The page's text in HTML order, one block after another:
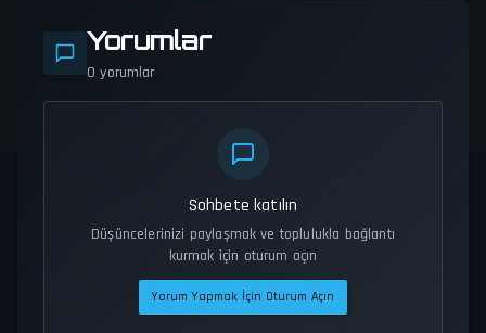
Yorumlar
0 yorumlar
Sohbete katılın
Düşüncelerinizi paylaşmak ve toplulukla bağlantı
kurmak için oturum açın
Yorum Yapmak İçin Oturum Açın